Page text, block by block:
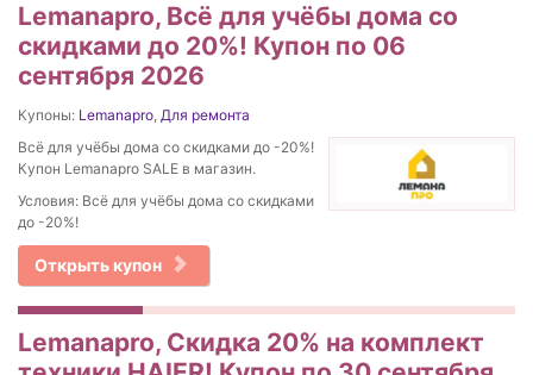
Lemanapro, Всё для учёбы дома со
скидками до 20%! Купон по 06
сентября 2026
Купоны: Lemanapro, Для ремонта
Всё для учёбы дома со скидками до -20%!
Купон Lemanapro SALE в магазин.
Условия: Всё для учёбы дома со скидками
до -20%!
Открыть купон
Lemanapro, Скидка 20% на комплект